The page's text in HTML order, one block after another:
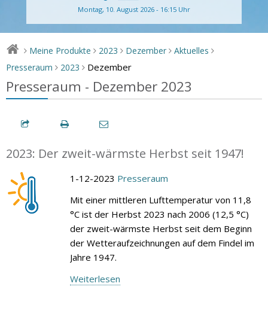
Montag, 10. August 2026 - 16:15 Uhr
> Meine Produkte > 2023 > Dezember > Aktuelles >
Presseraum > 2023 > Dezember
Presseraum - Dezember 2023
2023: Der zweit-wärmste Herbst seit 1947!
1-12-2023 Presseraum
Mit einer mittleren Lufttemperatur von 11,8
°C ist der Herbst 2023 nach 2006 (12,5 °C)
der zweit-wärmste Herbst seit dem Beginn
der Wetteraufzeichnungen auf dem Findel im
Jahre 1947.
Weiterlesen